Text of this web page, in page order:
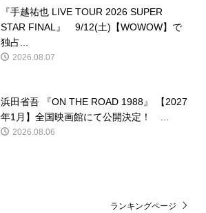
『手越祐也 LIVE TOUR 2026 SUPER
STAR FINAL』 9/12(土)【WOWOW】で
独占...
2026.08.07
浜田省吾 『ON THE ROAD 1988』 【2027
年1月】全国映画館にて公開決定！ ...
2026.08.06
ランキングページ